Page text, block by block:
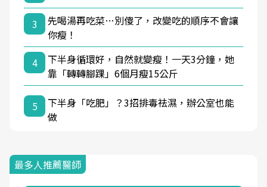
3
先喝湯再吃菜…別傻了，改變吃的順序不會讓
你瘦！
4
下半身循環好，自然就變瘦！一天3分鐘，她
靠「轉轉腳踝」6個月瘦15公斤
5
下半身「吃肥」？3招排毒祛濕，辦公室也能
做
最多人推薦醫師